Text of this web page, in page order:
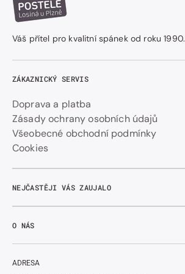
Váš přítel pro kvalitní spánek od roku 1990.
ZÁKAZNICKÝ SERVIS
Doprava a platba
Zásady ochrany osobních údajů
Všeobecné obchodní podmínky
Cookies
NEJČASTĚJI VÁS ZAUJALO
O NÁS
ADRESA